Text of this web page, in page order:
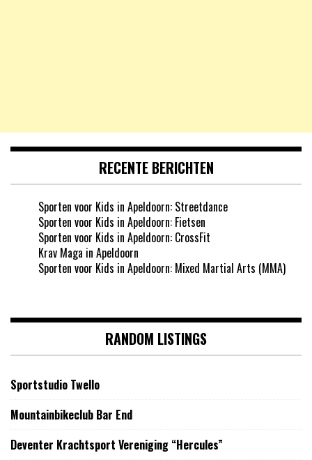
RECENTE BERICHTEN
Sporten voor Kids in Apeldoorn: Streetdance
Sporten voor Kids in Apeldoorn: Fietsen
Sporten voor Kids in Apeldoorn: CrossFit
Krav Maga in Apeldoorn
Sporten voor Kids in Apeldoorn: Mixed Martial Arts (MMA)
RANDOM LISTINGS
Sportstudio Twello
Mountainbikeclub Bar End
Deventer Krachtsport Vereniging “Hercules”